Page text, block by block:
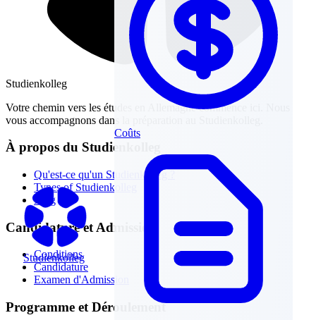
Studienkolleg
Coûts
Studienkolleg
Votre chemin vers les études en Allemagne commence ici. Nous
vous accompagnons dans la préparation au Studienkolleg.
À propos du Studienkolleg
Qu'est-ce qu'un Studienkolleg ?
Types of Studienkolleg
Blog
Candidature et Admission
Conditions
Candidature
Examen d'Admission
Programme et Déroulement